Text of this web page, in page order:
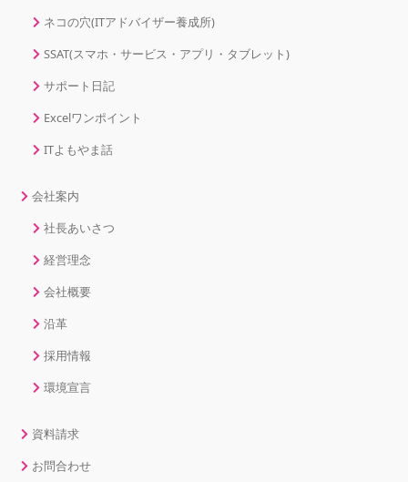
ネコの穴(ITアドバイザー養成所)
SSAT(スマホ・サービス・アプリ・タブレット)
サポート日記
Excelワンポイント
ITよもやま話
会社案内
社長あいさつ
経営理念
会社概要
沿革
採用情報
環境宣言
資料請求
お問合わせ